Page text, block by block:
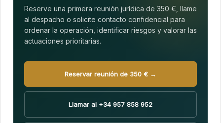
Reserve una primera reunión jurídica de 350 €, llame
al despacho o solicite contacto confidencial para
ordenar la operación, identificar riesgos y valorar las
actuaciones prioritarias.
Reservar reunión de 350 € →
Llamar al +34 957 858 952